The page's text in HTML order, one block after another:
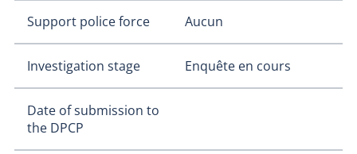
Support police force Aucun
Investigation stage Enquête en cours
Date of submission to
the DPCP